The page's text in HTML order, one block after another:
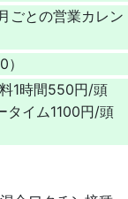
ごとの営業カレン
1時間550円/頭
タイム1100円/頭